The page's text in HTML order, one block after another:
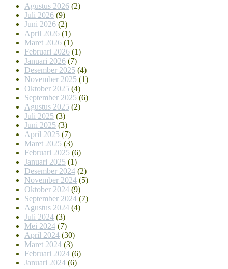
Agustus 2026 (2)
Juli 2026 (9)
Juni 2026 (2)
April 2026 (1)
Maret 2026 (1)
Februari 2026 (1)
Januari 2026 (7)
Desember 2025 (4)
November 2025 (1)
Oktober 2025 (4)
September 2025 (6)
Agustus 2025 (2)
Juli 2025 (3)
Juni 2025 (3)
April 2025 (7)
Maret 2025 (3)
Februari 2025 (6)
Januari 2025 (1)
Desember 2024 (2)
November 2024 (5)
Oktober 2024 (9)
September 2024 (7)
Agustus 2024 (4)
Juli 2024 (3)
Mei 2024 (7)
April 2024 (30)
Maret 2024 (3)
Februari 2024 (6)
Januari 2024 (6)